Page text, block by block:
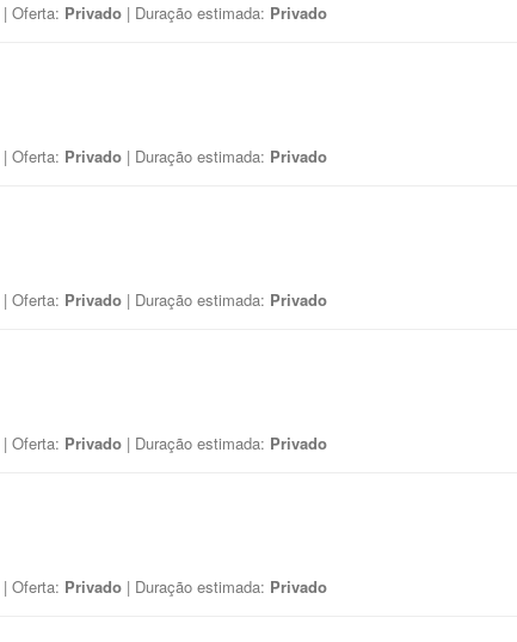
| Oferta: Privado | Duração estimada: Privado
| Oferta: Privado | Duração estimada: Privado
| Oferta: Privado | Duração estimada: Privado
| Oferta: Privado | Duração estimada: Privado
| Oferta: Privado | Duração estimada: Privado